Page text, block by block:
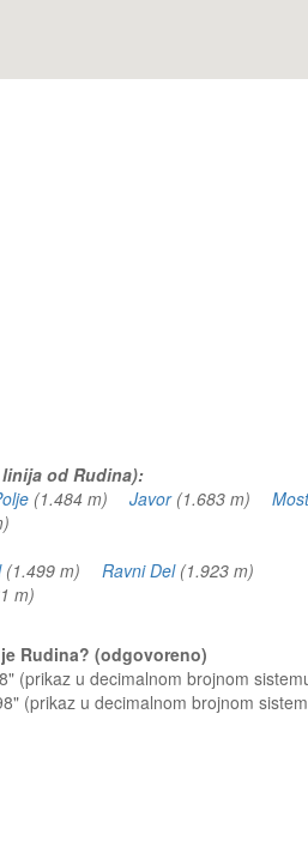
od Rudina):
(1.484 m) Javor(1.683 m)
(1.499 m) Ravni Del(1.923 m)
m)
Rudina? (odgovoreno)
(prikaz u decimalnom brojnom
(prikaz u decimalnom brojnom